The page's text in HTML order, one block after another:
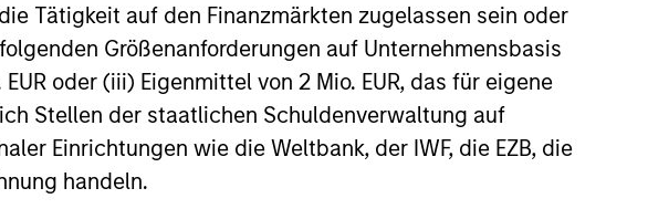
Tätigkeit auf den Finanzmärkten zugelassen sein oder
Größenanforderungen auf Unternehmensbasis
oder (iii) Eigenmittel von 2 Mio. EUR, das für eigene
Stellen der staatlichen Schuldenverwaltung auf
Einrichtungen wie die Weltbank, der IWF, die EZB, die
handeln.
angelegten Betrag zu verlieren. Kategorie 1 bedeutet nicht, dass es sich um
die Risikoeinstufungen und -hinweise für die einzelnen
Variable-Annuity- und Variable-Life-Unterkonten (variable
die seit mindestens drei Jahren existieren. Börsennotierte Fonds und
wird anhand der Morningstar Risk-Adjusted Return (MRAR) berechnet,
Dabei wird besonderes Gewicht auf die negativen
jeder Kategorie erhalten 5 Sterne, die nächsten 22,5% 4 Sterne, die